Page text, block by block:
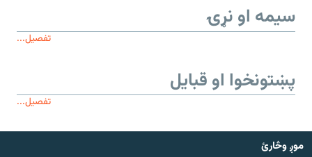
سیمه او نړۍ
تفصیل...
پښتونخوا او قبایل
تفصیل...
موږ وڅارئ